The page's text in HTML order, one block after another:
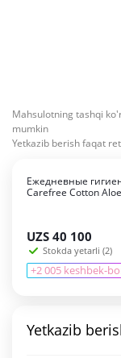
Mahsulotning tashqi
mumkin
Yetkazib berish faqat
Ежедневные
Carefree Cotton
UZS 40 100
Stokda yetarli (2)
+2 005 keshbek-
Yetkazib